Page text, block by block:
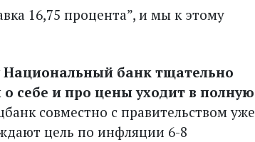
16,75 процента”, и мы к этому
банк тщательно
себе и про цены уходит в полную
совместно с правительством уже
цель по инфляции 6-8